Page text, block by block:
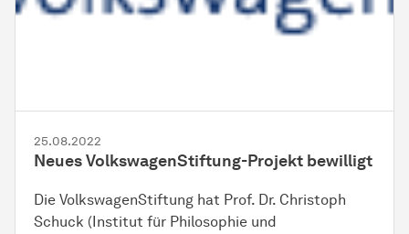
25.08.2022
Neues VolkswagenStiftung-Projekt bewilligt
Die VolkswagenStiftung hat Prof. Dr. Christoph
Schuck (Institut für Philosophie und